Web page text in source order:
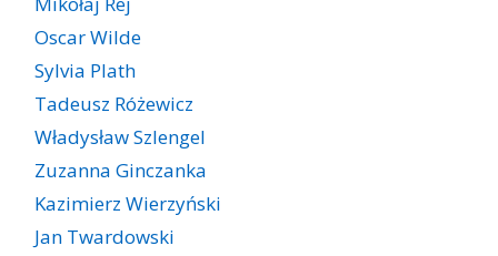
Oscar Wilde
Sylvia Plath
Tadeusz Różewicz
Władysław Szlengel
Zuzanna Ginczanka
Kazimierz Wierzyński
Jan Twardowski